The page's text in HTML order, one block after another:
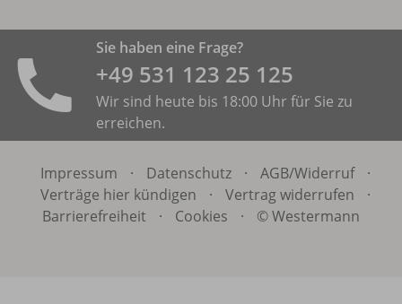
Sie haben eine Frage?
+49 531 ­123 25 125
Wir sind heute bis 18:00 Uhr für Sie zu
erreichen.
Impressum · Datenschutz · AGB/Widerruf
·
Verträge hier kündigen
· Vertrag widerrufen
·
Barrierefreiheit
· Cookies · © Westermann